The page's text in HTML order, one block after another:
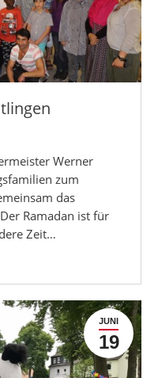
Werner
zum
das
Ramadan ist für
Zeit…
JUNI
19